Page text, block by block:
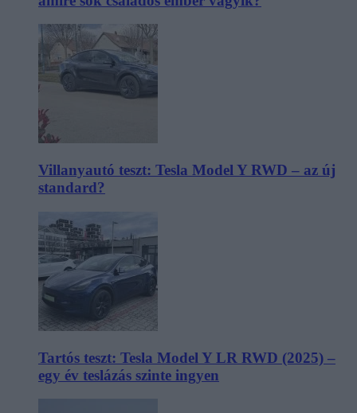
Villanyautó teszt: Tesla Model Y RWD – az új
standard?
Tartós teszt: Tesla Model Y LR RWD (2025) –
egy év teslázás szinte ingyen